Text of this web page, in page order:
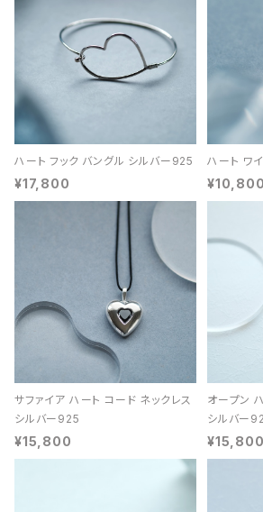
ハート フック バングル シルバー925
¥17,800
ハート ワ
¥10,800
サファイア ハート コード ネックレス
シルバー925
¥15,800
オープン
シルバー
¥15,800